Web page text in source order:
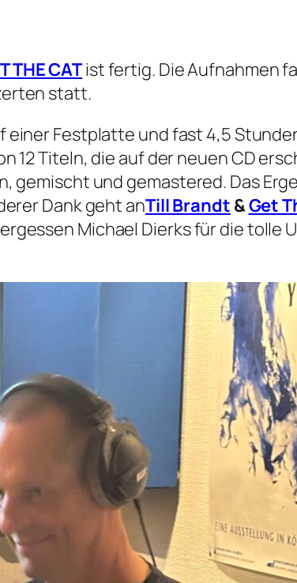
THE CATist fertig. Die Aufnahmen
statt.
einer Festplatte und fast 4,5
12 Titeln, die auf der neuen CD
und gemastered. Das
Dank geht anTill Brandt &Get
Michael Dierks für die tolle